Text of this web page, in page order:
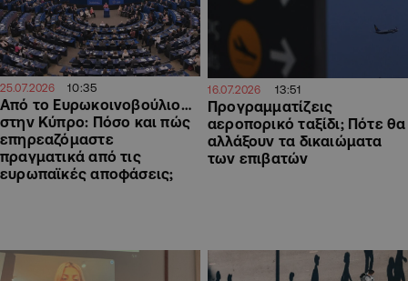
25.07.2026 10:35
Από το Ευρωκοινοβούλιο…
στην Κύπρο: Πόσο και πώς
επηρεαζόμαστε
πραγματικά από τις
ευρωπαϊκές αποφάσεις;
16.07.2026 13:51
Προγραμματίζεις
αεροπορικό ταξίδι; Πότε θα
αλλάξουν τα δικαιώματα
των επιβατών